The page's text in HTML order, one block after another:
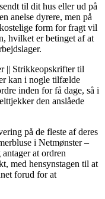
til dit hus eller ud på
anelse dyrere, men på
form for fragt vil
hvilket er betinget af at
|| Strikkeopskrifter til
kan i nogle tilfælde
inden for få dage, så i
den anslåede
på de fleste af deres
i Netmønster –
at ordren
med hensynstagen til at
forud for at